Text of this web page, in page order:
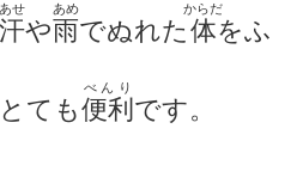
汗
あせ
や雨
あめ
でぬれた 体
からだ
をふ
ても便利
べんり
です。